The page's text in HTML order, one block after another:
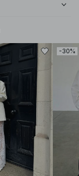
-30%